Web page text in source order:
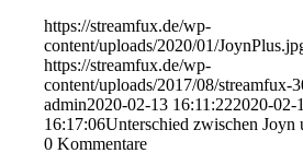
https://streamfux.de/wp-
content/uploads/2020/01/
https://streamfux.de/wp-
content/uploads/2017/08/streamfux-
admin2020-02-13 16:11:222020-02-
16:17:06Unterschied zwischen Joyn
0 Kommentare